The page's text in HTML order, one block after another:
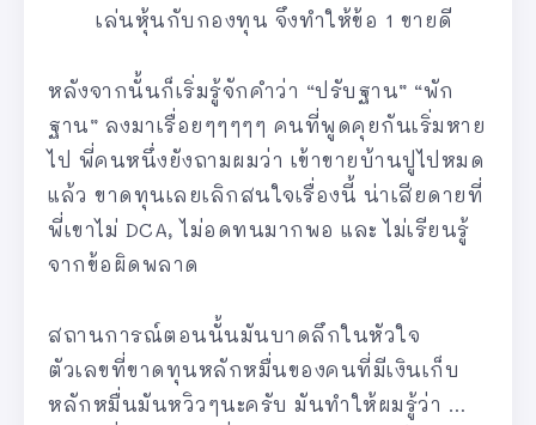
เล่นหุ้นกับกองทุน จึงทำให้ข้อ 1 ขายดี
หลังจากนั้นก็เริ่มรู้จักคำว่า “ปรับฐาน” “พัก
ฐาน” ลงมาเรื่อยๆๆๆๆๆ คนที่พูดคุยกันเริ่มหาย
ไป พี่คนหนึ่งยังถามผมว่า เข้าขายบ้านปูไปหมด
แล้ว ขาดทุนเลยเลิกสนใจเรื่องนี้ น่าเสียดายที่
พี่เขาไม่ DCA, ไม่อดทนมากพอ และ ไม่เรียนรู้
จากข้อผิดพลาด
สถานการณ์ตอนนั้นมันบาดลึกในหัวใจ
ตัวเลขที่ขาดทุนหลักหมื่นของคนที่มีเงินเก็บ
หลักหมื่นมันหวิวๆนะครับ มันทำให้ผมรู้ว่า …